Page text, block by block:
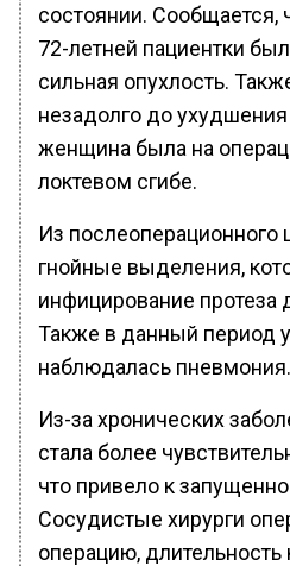
состоянии. Сообщается,
72-летней пациентки
сильная опухлость.
незадолго до
женщина была на
локтевом сгибе.
Из послеоперационного
гнойные выделения,
инфицирование протеза
Также в данный период
наблюдалась пневмония.
Из-за хронических
стала более
что привело к
Сосудистые хирурги
операцию,